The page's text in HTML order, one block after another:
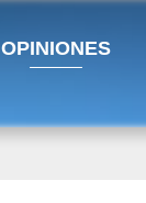
OPINIONES